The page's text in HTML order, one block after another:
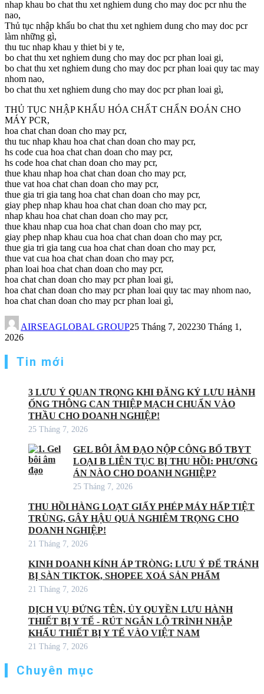
nhap khau bo chat thu xet nghiem dung cho may doc pcr nhu the
nao,
Thủ tục nhập khẩu bo chat thu xet nghiem dung cho may doc pcr
làm những gì,
thu tuc nhap khau y thiet bi y te,
bo chat thu xet nghiem dung cho may doc pcr phan loai gi,
bo chat thu xet nghiem dung cho may doc pcr phan loai quy tac may
nhom nao,
bo chat thu xet nghiem dung cho may doc pcr phan loai gì,
THỦ TỤC NHẬP KHẨU HÓA CHẤT CHẨN ĐOÁN CHO
MÁY PCR,
hoa chat chan doan cho may pcr,
thu tuc nhap khau hoa chat chan doan cho may pcr,
hs code cua hoa chat chan doan cho may pcr,
hs code hoa chat chan doan cho may pcr,
thue khau nhap hoa chat chan doan cho may pcr,
thue vat hoa chat chan doan cho may pcr,
thue gia tri gia tang hoa chat chan doan cho may pcr,
giay phep nhap khau hoa chat chan doan cho may pcr,
nhap khau hoa chat chan doan cho may pcr,
thue khau nhap cua hoa chat chan doan cho may pcr,
giay phep nhap khau cua hoa chat chan doan cho may pcr,
thue gia tri gia tang cua hoa chat chan doan cho may pcr,
thue vat cua hoa chat chan doan cho may pcr,
phan loai hoa chat chan doan cho may pcr,
hoa chat chan doan cho may pcr phan loai gi,
hoa chat chan doan cho may pcr phan loai quy tac may nhom nao,
hoa chat chan doan cho may pcr phan loai gì,
AIRSEAGLOBAL GROUP25 Tháng 7, 202230 Tháng 1,
2026
Tin mới
3 LƯU Ý QUAN TRỌNG KHI ĐĂNG KÝ LƯU HÀNH
ỐNG THÔNG CAN THIỆP MẠCH CHUẨN VÀO
THẦU CHO DOANH NGHIỆP!
25 Tháng 7, 2026
GEL BÔI ÂM ĐẠO NỘP CÔNG BỐ TBYT
LOẠI B LIÊN TỤC BỊ THU HỒI: PHƯƠNG
ÁN NÀO CHO DOANH NGHIỆP?
25 Tháng 7, 2026
THU HỒI HÀNG LOẠT GIẤY PHÉP MÁY HẤP TIỆT
TRÙNG, GÂY HẬU QUẢ NGHIÊM TRỌNG CHO
DOANH NGHIỆP!
21 Tháng 7, 2026
KINH DOANH KÍNH ÁP TRÒNG: LƯU Ý ĐỂ TRÁNH
BỊ SÀN TIKTOK, SHOPEE XOÁ SẢN PHẨM
21 Tháng 7, 2026
DỊCH VỤ ĐỨNG TÊN, ỦY QUYỀN LƯU HÀNH
THIẾT BỊ Y TẾ - RÚT NGẮN LỘ TRÌNH NHẬP
KHẨU THIẾT BỊ Y TẾ VÀO VIỆT NAM
21 Tháng 7, 2026
Chuyên mục